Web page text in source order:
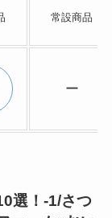
常設商品
ー
選！ -1/さつ